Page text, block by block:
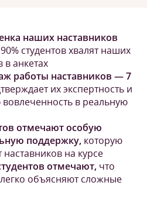
наших наставников
студентов хвалят наших
в анкетах
работы наставников — 7
их экспертность и
в реальную
отмечают особую
поддержку, которую
на курсе
отмечают, что
объясняют сложные